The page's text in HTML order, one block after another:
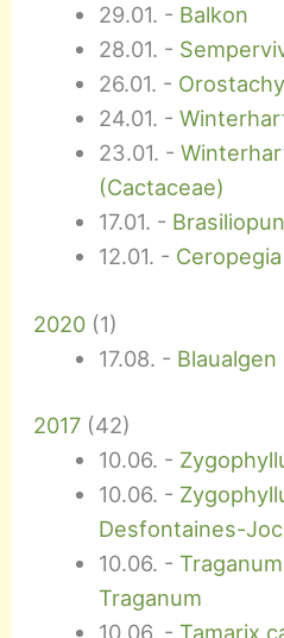
29.01. - Balkon
28.01. -
26.01. -
24.01. -
23.01. -
(Cactaceae)
17.01. -
12.01. -
2020 (1)
17.08. -
2017 (42)
10.06. -
10.06. -
Desfontaines-
10.06. -
Traganum
10.06. - Tamarix